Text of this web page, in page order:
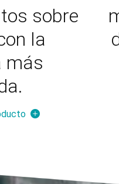
sobre
la
más